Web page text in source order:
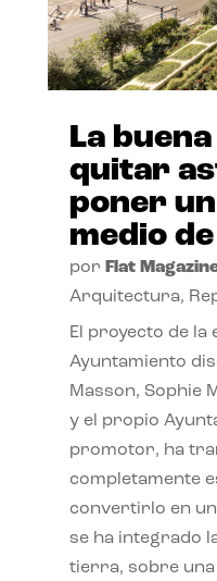
La
quitar
poner
medio
por Flat
Arquitectura,
El proyecto de la
Ayuntamiento
Masson, Sophie
y el propio
promotor, ha
completamente
convertirlo en
se ha integrado
tierra, sobre